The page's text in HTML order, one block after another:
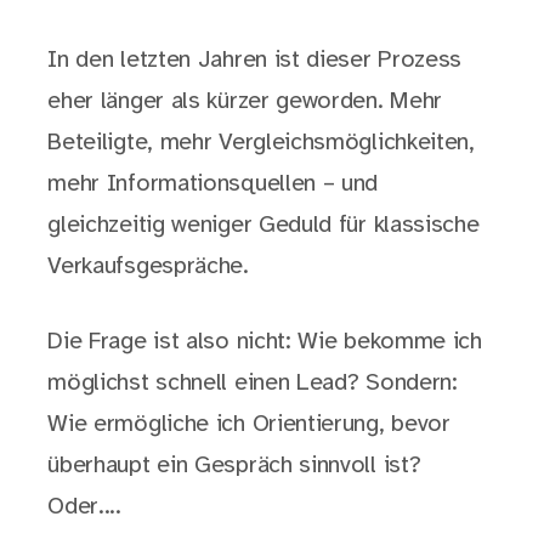
In den letzten Jahren ist dieser Prozess
eher länger als kürzer geworden. Mehr
Beteiligte, mehr Vergleichsmöglichkeiten,
mehr Informationsquellen – und
gleichzeitig weniger Geduld für klassische
Verkaufsgespräche.
Die Frage ist also nicht: Wie bekomme ich
möglichst schnell einen Lead? Sondern:
Wie ermögliche ich Orientierung, bevor
überhaupt ein Gespräch sinnvoll ist?
Oder....